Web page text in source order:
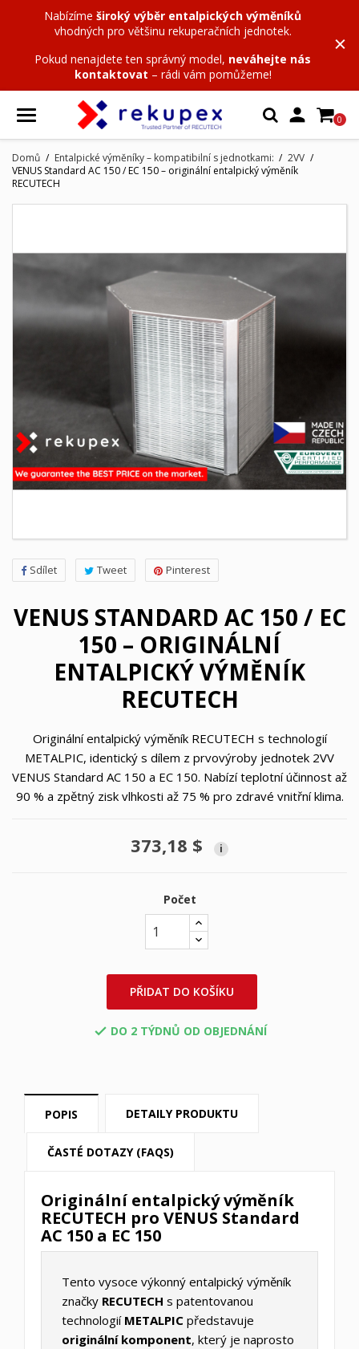
Nabízíme široký výběr entalpických výměníků
vhodných pro většinu rekuperačních jednotek.
Pokud nenajdete ten správný model, neváhejte nás
kontaktovat – rádi vám pomůžeme!
 0
Domů Entalpické výměníky – kompatibilní s jednotkami:
2VV
VENUS Standard AC 150 / EC 150 – originální entalpický výměník
RECUTECH
Sdílet Tweet Pinterest
VENUS STANDARD AC 150 / EC
150 – ORIGINÁLNÍ
ENTALPICKÝ VÝMĚNÍK
RECUTECH
Originální entalpický výměník RECUTECH s technologií
METALPIC, identický s dílem z prvovýroby jednotek 2VV
VENUS Standard AC 150 a EC 150. Nabízí teplotní účinnost až
90 % a zpětný zisk vlhkosti až 75 % pro zdravé vnitřní klima.
373,18 $ i
Počet
PŘIDAT DO KOŠÍKU
 DO 2 TÝDNŮ OD OBJEDNÁNÍ
POPIS DETAILY PRODUKTU
ČASTÉ DOTAZY (FAQS)
Originální entalpický výměník
RECUTECH pro VENUS Standard
AC 150 a EC 150
Tento vysoce výkonný entalpický výměník
značky RECUTECH s patentovanou
technologií METALPIC představuje
originální komponent, který je naprosto